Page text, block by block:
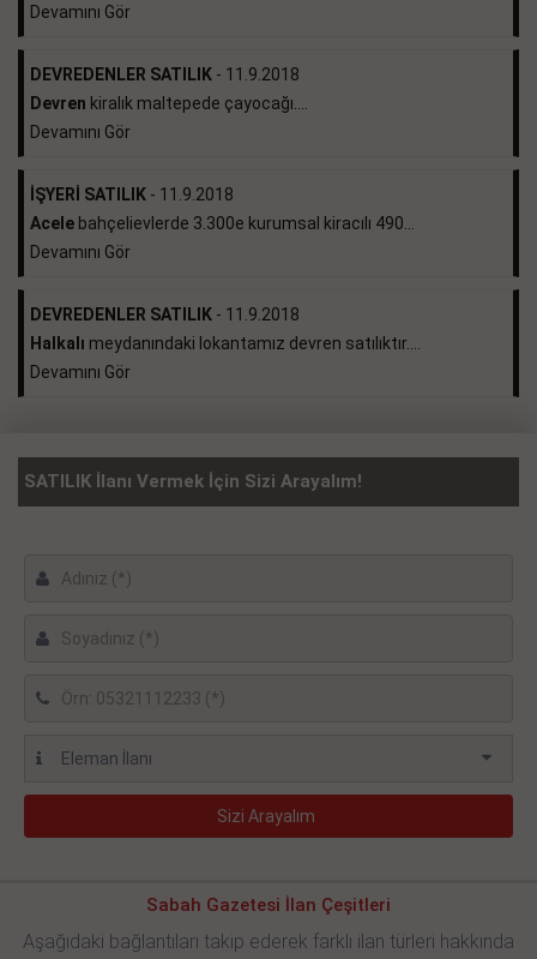
Devamını Gör
DEVREDENLER SATILIK - 11.9.2018
Devren kiralık maltepede çayocağı....
Devamını Gör
İŞYERİ SATILIK - 11.9.2018
Acele bahçelievlerde 3.300e kurumsal kiracılı 490...
Devamını Gör
DEVREDENLER SATILIK - 11.9.2018
Halkalı meydanındaki lokantamız devren satılıktır....
Devamını Gör
SATILIK İlanı Vermek İçin Sizi Arayalım!
Sabah Gazetesi İlan Çeşitleri
Aşağıdaki bağlantıları takip ederek farklı ilan türleri hakkında